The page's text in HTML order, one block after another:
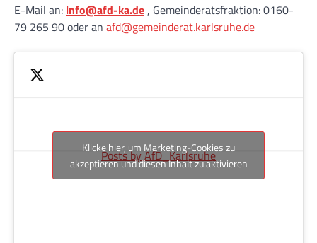
E-Mail an: info@afd-ka.de , Gemeinderatsfraktion: 0160-
79 265 90 oder an afd@gemeinderat.karlsruhe.de
Posts by AfD_Karlsruhe
Klicke hier, um Marketing-Cookies zu
akzeptieren und diesen Inhalt zu aktivieren